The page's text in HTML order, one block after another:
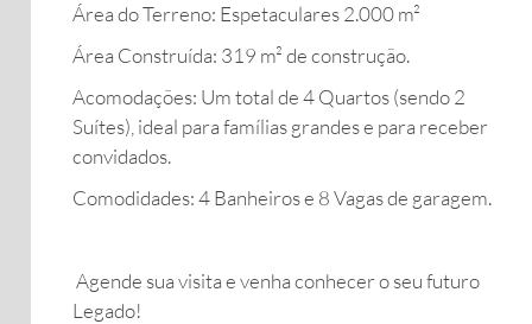
Área do Terreno: Espetaculares 2.000 m²
Área Construída: 319 m² de construção.
Acomodações: Um total de 4 Quartos (sendo 2
Suítes), ideal para famílias grandes e para receber
convidados.
Comodidades: 4 Banheiros e 8 Vagas de garagem.
Agende sua visita e venha conhecer o seu futuro
Legado!